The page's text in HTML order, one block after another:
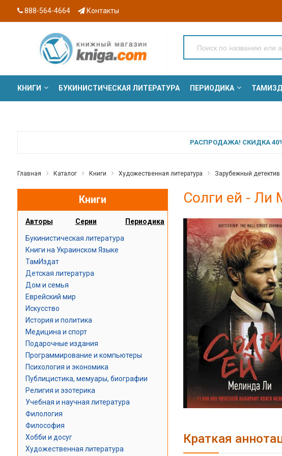
888-564-4664 Контакты
КНИГИ БУКИНИСТИЧЕСКАЯ ЛИТЕРАТУРА ПЕРИОДИКА
РАСПРОДАЖА! СКИДКА
Главная Каталог Книги Художественная литература Зарубежный детектив
Книги
Авторы Серии Периодика
Букинистическая литература
Книги на Украинском Языке
ТамИздат
Детская литература
Дом и семья
Еврейский мир
Искусство
История и политика
Медицина и спорт
Подарочные издания
Программирование и компьютеры
Психология и экономика
Публицистика, мемуары, биографии
Религия и эзотерика
Учебная и научная литература
Филология
Философия
Хобби и досуг
Художественная литература
Солги ей - Ли
Краткая